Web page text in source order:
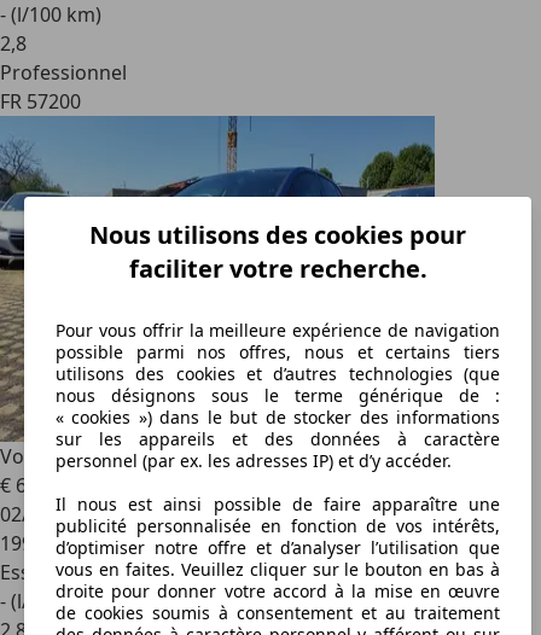
- (l/100 km)
2,8
Professionnel
FR 57200
Volkswagen GolfVw 1.4 tfsi 122 carat dsg 5 portes
€ 6 600
02/2014
199 980 km
Essence
- (l/100 km)
Nous utilisons des cookies pour
faciliter votre recherche.
Pour vous offrir la meilleure expérience de navigation
possible parmi nos offres, nous et certains tiers
utilisons des cookies et d’autres technologies (que
nous désignons sous le terme générique de :
« cookies ») dans le but de stocker des informations
sur les appareils et des données à caractère
personnel (par ex. les adresses IP) et d’y accéder.
Il nous est ainsi possible de faire apparaître une
publicité personnalisée en fonction de vos intérêts,
d’optimiser notre offre et d’analyser l’utilisation que
vous en faites. Veuillez cliquer sur le bouton en bas à
droite pour donner votre accord à la mise en œuvre
de cookies soumis à consentement et au traitement